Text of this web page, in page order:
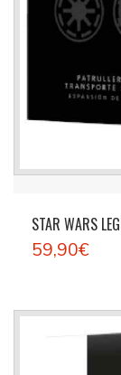
STAR WARS
59,90€